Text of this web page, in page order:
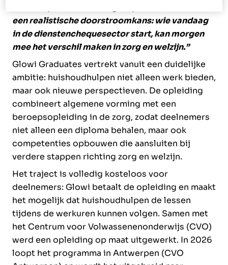
een realistische doorstroomkans: wie vandaag
in de dienstenchequesector start, kan morgen
mee het verschil maken in zorg en welzijn.”
Glowi Graduates vertrekt vanuit een duidelijke
ambitie: huishoudhulpen niet alleen werk bieden,
maar ook nieuwe perspectieven. De opleiding
combineert algemene vorming met een
beroepsopleiding in de zorg, zodat deelnemers
niet alleen een diploma behalen, maar ook
competenties opbouwen die aansluiten bij
verdere stappen richting zorg en welzijn.
Het traject is volledig kosteloos voor
deelnemers: Glowi betaalt de opleiding en maakt
het mogelijk dat huishoudhulpen de lessen
tijdens de werkuren kunnen volgen. Samen met
het Centrum voor Volwassenenonderwijs (CVO)
werd een opleiding op maat uitgewerkt. In 2026
loopt het programma in Antwerpen (CVO